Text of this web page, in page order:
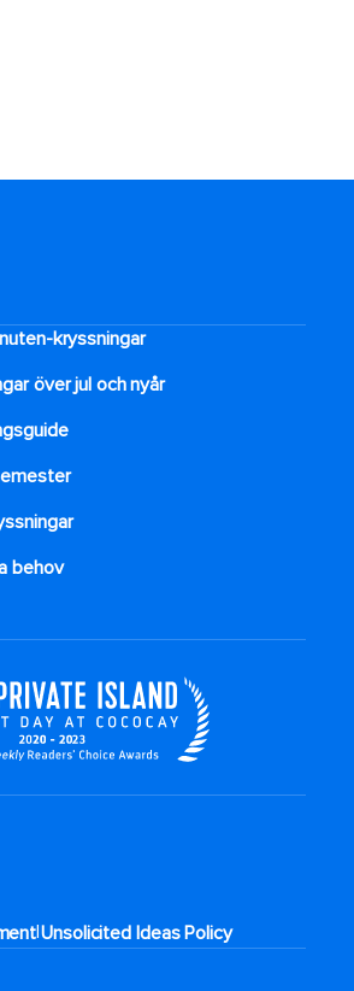
kryssningar
över jul och nyår
behov
|Unsolicited Ideas Policy